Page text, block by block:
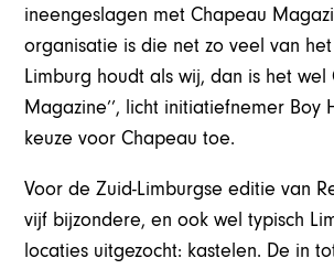
ineengeslagen met Chapeau
organisatie is die net zo veel van
Limburg houdt als wij, dan is het wel
Magazine’’, licht initiatiefnemer Boy
keuze voor Chapeau toe.
Voor de Zuid-Limburgse editie van
vijf bijzondere, en ook wel typisch
locaties uitgezocht: kastelen. De in